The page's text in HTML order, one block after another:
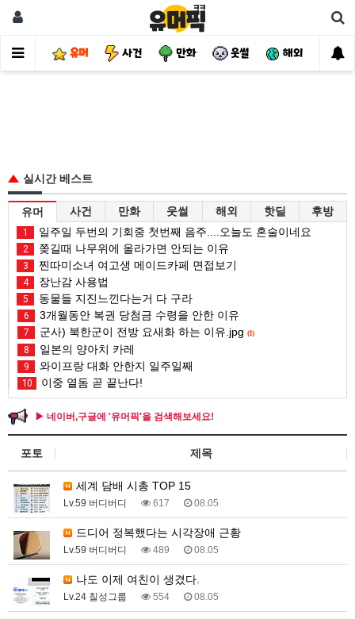
유머 사건 만화 웃썰 해외 핫
실시간 베스트
유머 사건 만화 웃썰 해외 핫딜 후방
1 일주일 두번의 기회중 첫번째 음주....오늘도 혼술이네요
2 쫒길때 나무위에 올라가면 안되는 이유
3 찐따미소녀 여고생 메이드카페 면접보기
4 장난감 사용법
5 동물들 지진느낀다는거 다 구라
6 3개월동안 복권 당첨금 수령을 안한 이유
7 군사) 북한군이 전방 요새화 하는 이유.jpg (1)
8 일본의 양아치 카레
9 와이프랑 대화 안한지 일주일째
10 이중 열돔 곧 끝난다!
▶ 네이버,구글에 '유머픽'을 검색해보세요!
포토 제목
세계 담배 시총 TOP 15
Lv.59 버디버디 617 08.05
드디어 정복했다는 시각장애 근황
Lv.59 버디버디 489 08.05
나도 이제 여친이 생겼다.
Lv.24 칠성그룹 554 08.05